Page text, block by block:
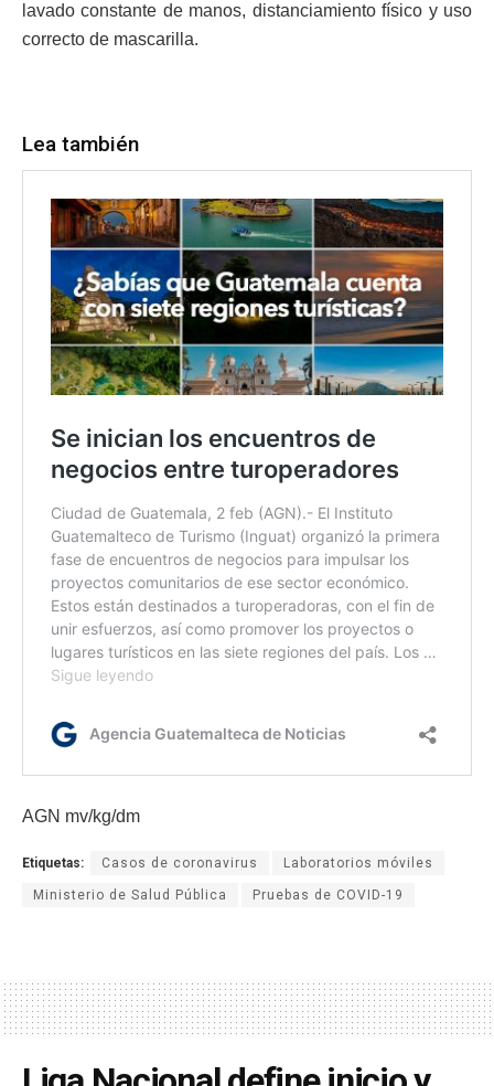
lavado constante de manos, distanciamiento físico y uso
correcto de mascarilla.
Lea también
AGN mv/kg/dm
Etiquetas: Casos de coronavirus Laboratorios móviles
Ministerio de Salud Pública Pruebas de COVID-19